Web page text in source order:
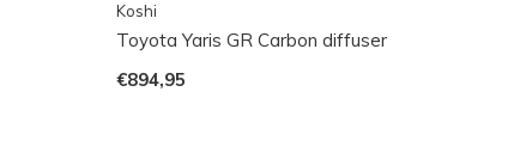
Koshi
Toyota Yaris GR Carbon diffuser
€894,95